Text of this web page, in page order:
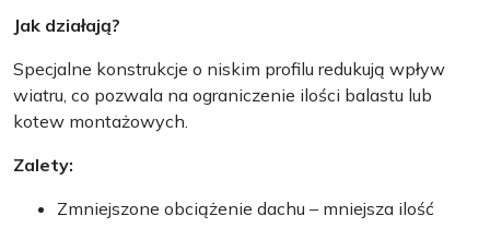
Jak działają?
Specjalne konstrukcje o niskim profilu redukują wpływ
wiatru, co pozwala na ograniczenie ilości balastu lub
kotew montażowych.
Zalety:
Zmniejszone obciążenie dachu – mniejsza ilość